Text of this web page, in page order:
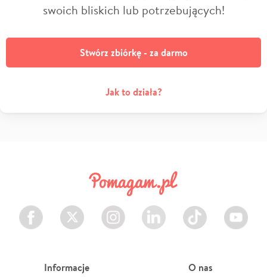
swoich bliskich lub potrzebujących!
Stwórz zbiórkę - za darmo
Jak to działa?
Facebook Twitter Instagram LinkedIn TikTok Youtube
Informacje O nas